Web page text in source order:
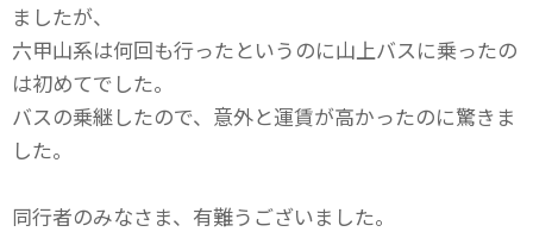
ましたが、
六甲山系は何回も行ったというのに山上バスに乗ったの
は初めてでした。
バスの乗継したので、意外と運賃が高かったのに驚きま
した。
同行者のみなさま、有難うございました。